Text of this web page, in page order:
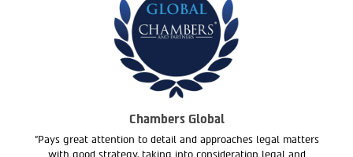
Chambers Global
"Pays great attention to detail and approaches legal matters
with good strategy, taking into consideration legal and